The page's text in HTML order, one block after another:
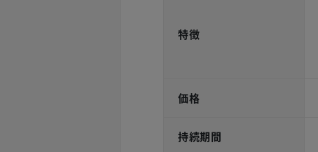
特徴
価格
持続期間